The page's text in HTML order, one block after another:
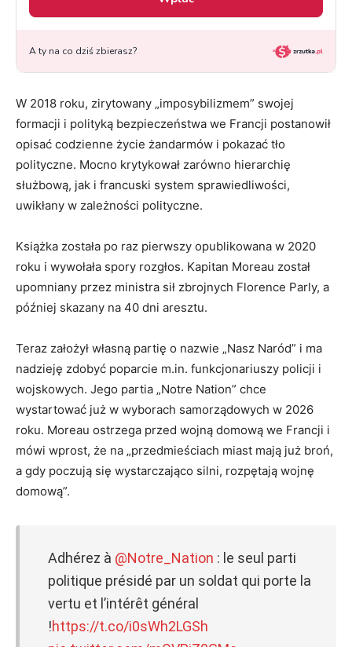
W 2018 roku, zirytowany „imposybilizmem” swojej
formacji i polityką bezpieczeństwa we Francji postanowił
opisać codzienne życie żandarmów i pokazać tło
polityczne. Mocno krytykował zarówno hierarchię
służbową, jak i francuski system sprawiedliwości,
uwikłany w zależności polityczne.
Książka została po raz pierwszy opublikowana w 2020
roku i wywołała spory rozgłos. Kapitan Moreau został
upomniany przez ministra sił zbrojnych Florence Parly, a
później skazany na 40 dni aresztu.
Teraz założył własną partię o nazwie „Nasz Naród” i ma
nadzieję zdobyć poparcie m.in. funkcjonariuszy policji i
wojskowych. Jego partia „Notre Nation” chce
wystartować już w wyborach samorządowych w 2026
roku. Moreau ostrzega przed wojną domową we Francji i
mówi wprost, że na „przedmieściach miast mają już broń,
a gdy poczują się wystarczająco silni, rozpętają wojnę
domową”.
Adhérez à @Notre_Nation : le seul parti
politique présidé par un soldat qui porte la
vertu et l’intérêt général
!https://t.co/i0sWh2LGSh